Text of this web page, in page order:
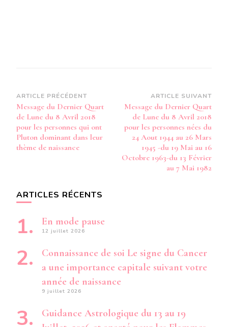
AU
5
MARS
1973-
29
AU
4
Navigation
d’article
ARTICLE PRÉCÉDENT
Message du Dernier Quart
de Lune du 8 Avril 2018
pour les personnes qui ont
Pluton dominant dans leur
thème de naissance
ARTICLE SUIVANT
Message du Dernier Quart
de Lune du 8 Avril 2018
pour les personnes nées du
24 Aout 1944 au 26 Mars
1945 -du 19 Mai au 16
Octobre 1963-du 13 Février
au 7 Mai 1982
ARTICLES RÉCENTS
En mode pause
12 juillet 2026
Connaissance de soi Le signe du Cancer
a une importance capitale suivant votre
année de naissance
9 juillet 2026
Guidance Astrologique du 13 au 19